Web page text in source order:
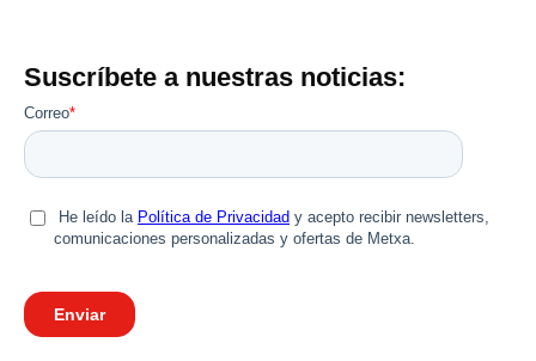
Suscríbete a nuestras noticias: